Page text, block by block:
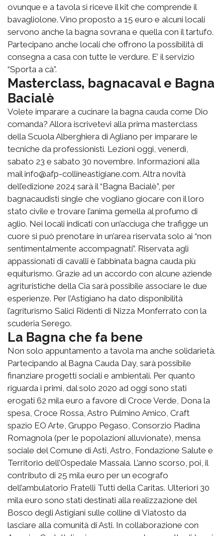
ovunque e a tavola si riceve il kit che comprende il
bavagliolone. Vino proposto a 15 euro e alcuni locali
servono anche la bagna sovrana e quella con il tartufo.
Partecipano anche locali che offrono la possibilità di
consegna a casa con tutte le verdure. E’ il servizio
“Sporta a cà”.
Masterclass, bagnacaval e Bagna
Bacialè
Volete imparare a cucinare la bagna cauda come Dio
comanda? Allora iscrivetevi alla prima masterclass
della Scuola Alberghiera di Agliano per imparare le
tecniche da professionisti. Lezioni oggi, venerdì,
sabato 23 e sabato 30 novembre. Informazioni alla
mail info@afp-collineastigiane.com. Altra novità
dell’edizione 2024 sarà il “Bagna Bacialè”, per
bagnacaudisti single che vogliano giocare con il loro
stato civile e trovare l’anima gemella al profumo di
aglio. Nei locali indicati con un’acciuga che trafigge un
cuore si può prenotare in un’area riservata solo ai “non
sentimentalmente accompagnati”. Riservata agli
appassionati di cavalli è l’abbinata bagna cauda più
equiturismo. Grazie ad un accordo con alcune aziende
agrituristiche della Cia sarà possibile associare le due
esperienze. Per l’Astigiano ha dato disponibilità
l’agriturismo Salici Ridenti di Nizza Monferrato con la
scuderia Serego.
La Bagna che fa bene
Non solo appuntamento a tavola ma anche solidarietà.
Partecipando al Bagna Cauda Day, sarà possibile
finanziare progetti sociali e ambientali. Per quanto
riguarda i primi, dal solo 2020 ad oggi sono stati
erogati 62 mila euro a favore di Croce Verde, Dona la
spesa, Croce Rossa, Astro Pulmino Amico, Craft
spazio EO Arte, Gruppo Pegaso, Consorzio Piadina
Romagnola (per le popolazioni alluvionate), mensa
sociale del Comune di Asti, Astro, Fondazione Salute e
Territorio dell’Ospedale Massaia. L’anno scorso, poi, il
contributo di 25 mila euro per un ecografo
dell’ambulatorio Fratelli Tutti della Caritas. Ulteriori 30
mila euro sono stati destinati alla realizzazione del
Bosco degli Astigiani sulle colline di Viatosto da
lasciare alla comunità di Asti. In collaborazione con